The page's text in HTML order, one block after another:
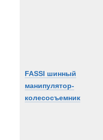
FASSI шинный
манипулятор-
колесосъемник